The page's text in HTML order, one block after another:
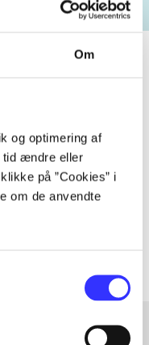
Om
og optimering af
tid ændre eller
på ”Cookies” i
om de anvendte
...